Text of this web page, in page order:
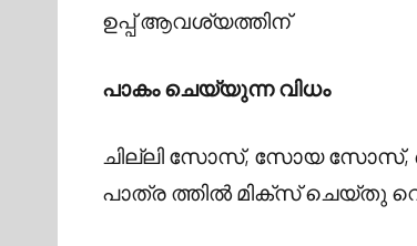
ഉപ്പ് ആവശ്യത്തിന്
പാകം ചെയ്യുന്ന വിധം
ചില്ലി സോസ്, സോയ സോസ്,
പാത്ര ത്തിൽ മിക്സ് ചെയ്തു